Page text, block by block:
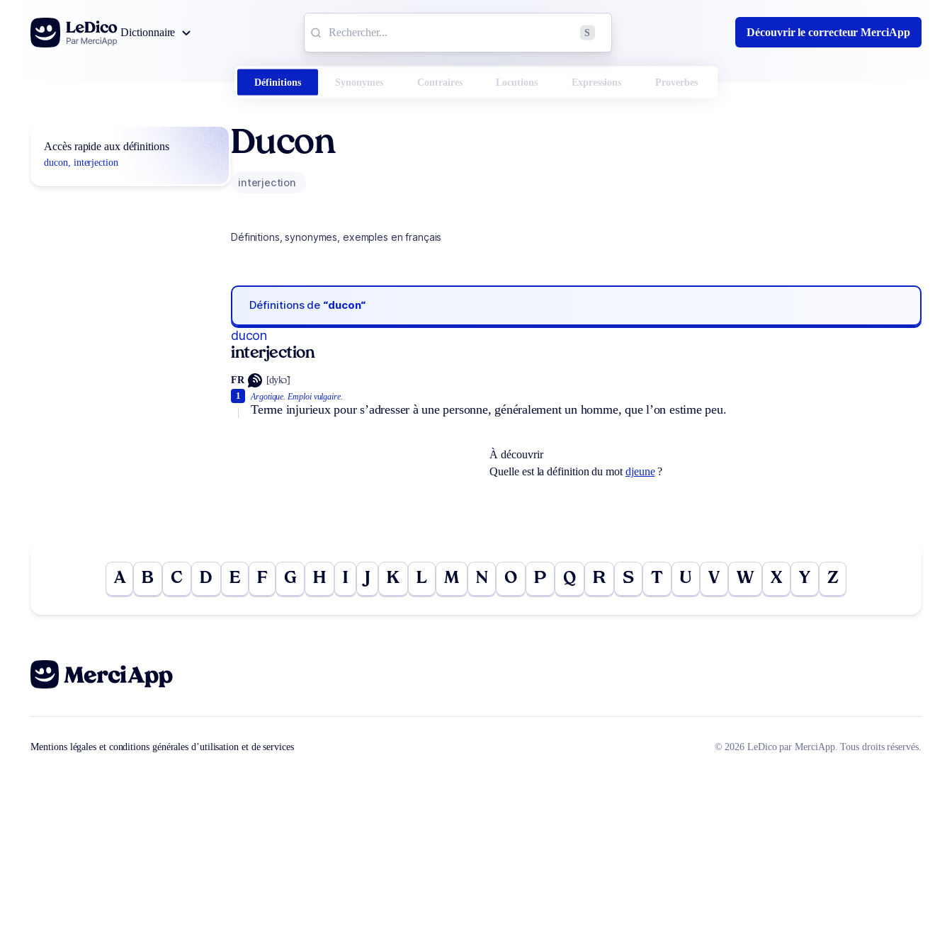
Aller au contenu
Dictionnaire
S Découvrir le correcteur MerciApp
Définitions Synonymes Contraires Locutions Expressions Proverbes
Accès rapide aux définitions
ducon, interjection
Ducon
interjection
Définitions, synonymes, exemples en français
Définitions de “ducon“
ducon
interjection
FR [dykɔ̃]
Argotique. Emploi vulgaire.
Terme injurieux pour s’adresser à une personne, généralement un homme, que l’on estime peu.
1
À découvrir
Quelle est la définition du mot djeune?
A B C D E F G H I K L M N O P Q R S T U V W X Y Z
Mentions légales et conditions générales d’utilisation et de services © 2026 LeDico par MerciApp. Tous droits réservés.